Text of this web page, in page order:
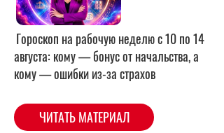
Синусит: как диагностируют и лечат
воспаление слизистой оболочки носа
ЧИТАТЬ МАТЕРИАЛ